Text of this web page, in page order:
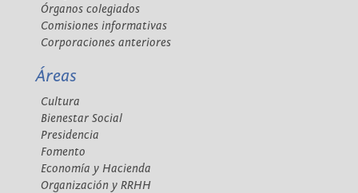
Órganos colegiados
Comisiones informativas
Corporaciones anteriores
Áreas
Cultura
Bienestar Social
Presidencia
Fomento
Economía y Hacienda
Organización y RRHH